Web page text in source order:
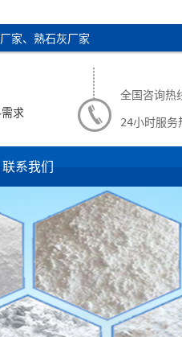
家、熟石灰厂家
求
全国咨询热
24小时服务
联系我们